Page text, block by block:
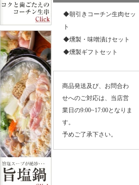
お歳暮 御歳暮 内祝い クーポン 送料無料 純系 名古屋コ
ーチン 燻製・味噌漬け セット 内祝 ハム 鶏肉 地鶏 プ
レゼント ギフト 父の日 お父さん ありがとう おめでと
う お祝い 会社 ビジネス 贈り物 20代 30代 40代 50代 60
代 包装 のし 冷蔵 39M
敬老の日 内祝い クーポン 送料無料 純系 名古屋コーチ
ン 燻製セット 内祝 ハム 鶏肉 地鶏 鶏 父の日 お父さん
プレゼント ギフト ありがとう おめでとう お祝い お母
さん 会社 ビジネス 贈り物 20代 30代 40代 50代 60代 70
◆朝引きコーチン生肉セッ
ト
◆燻製・味噌漬けセット
◆燻製ギフトセット
商品発送及び、お問合わ
せへのご対応は、当店営
業日の9:00~17:00となりま
す。
予めご了承下さい。